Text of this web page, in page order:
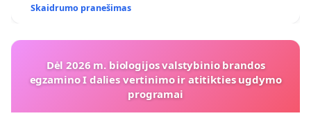
Skaidrumo pranešimas
Dėl 2026 m. biologijos valstybinio brandos
egzamino I dalies vertinimo ir atitikties ugdymo
programai